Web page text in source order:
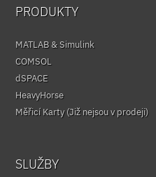
PRODUKTY
MATLAB & Simulink
COMSOL
dSPACE
HeavyHorse
Měřicí Karty (Již nejsou v prodeji)
SLUŽBY